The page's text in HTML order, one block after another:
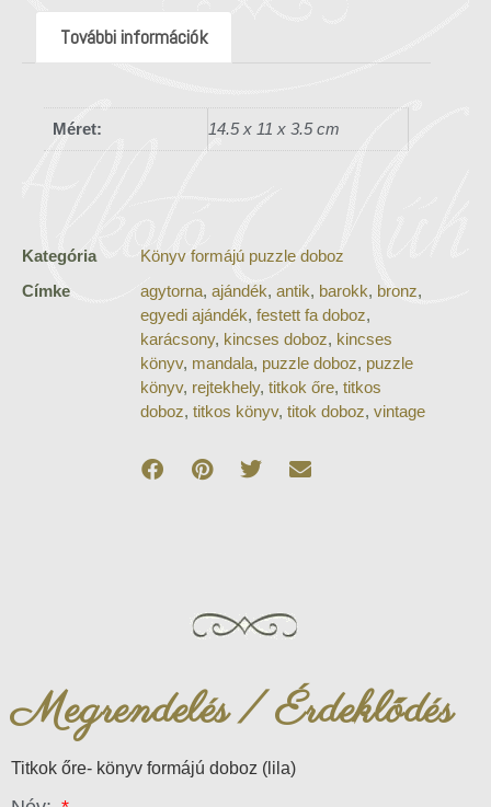
További információk
Méret: 14.5 x 11 x 3.5 cm
Kategória
Könyv formájú puzzle doboz
Címke
agytorna, ajándék, antik, barokk, bronz,
egyedi ajándék, festett fa doboz,
karácsony, kincses doboz, kincses
könyv, mandala, puzzle doboz, puzzle
könyv, rejtekhely, titkok őre, titkos
doboz, titkos könyv, titok doboz, vintage
Megrendelés / Érdeklődés
Titkok őre- könyv formájú doboz (lila)